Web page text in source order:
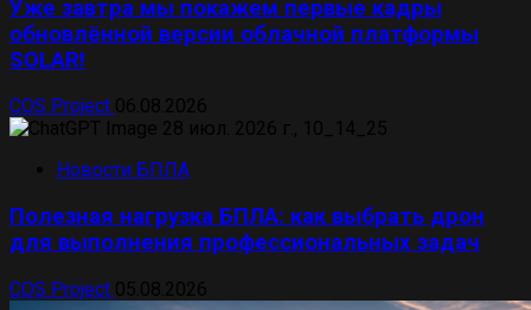
Уже завтра мы покажем первые кадры
обновлённой версии облачной платформы
SOLAR!
COS Project
Новости БПЛА
Полезная нагрузка БПЛА: как выбрать дрон
для выполнения профессиональных задач
COS Project